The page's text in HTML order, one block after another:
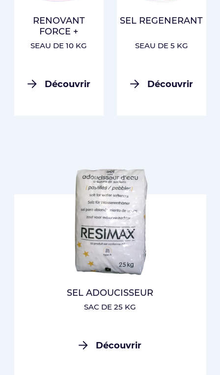
RENOVANT
FORCE +
SEAU DE 10 KG
Découvrir
SEL REGENERANT
SEAU DE 5 KG
Découvrir
SEL ADOUCISSEUR
SAC DE 25 KG
Découvrir